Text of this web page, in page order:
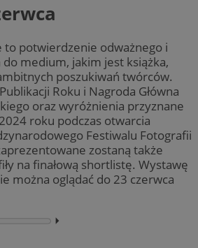
to potwierdzenie odważnego i
medium, jakim jest książka,
poszukiwań twórców.
Roku i Nagroda Główna
oraz wyróżnienia przyznane
roku podczas otwarcia
Festiwalu Fotografii
zostaną także
na finałową shortlistę. Wystawę
można oglądać do 23 czerwca
⏵︎